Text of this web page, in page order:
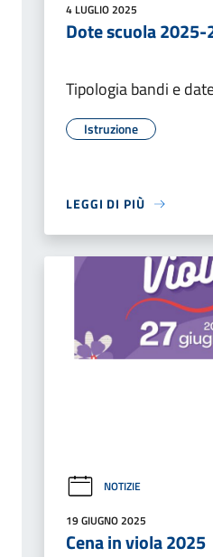
4 LUGLIO 2025
Dote scuola
Tipologia bandi e
Istruzione
LEGGI DI PIÙ
NOTIZIE
19 GIUGNO 2025
Cena in viola 2025